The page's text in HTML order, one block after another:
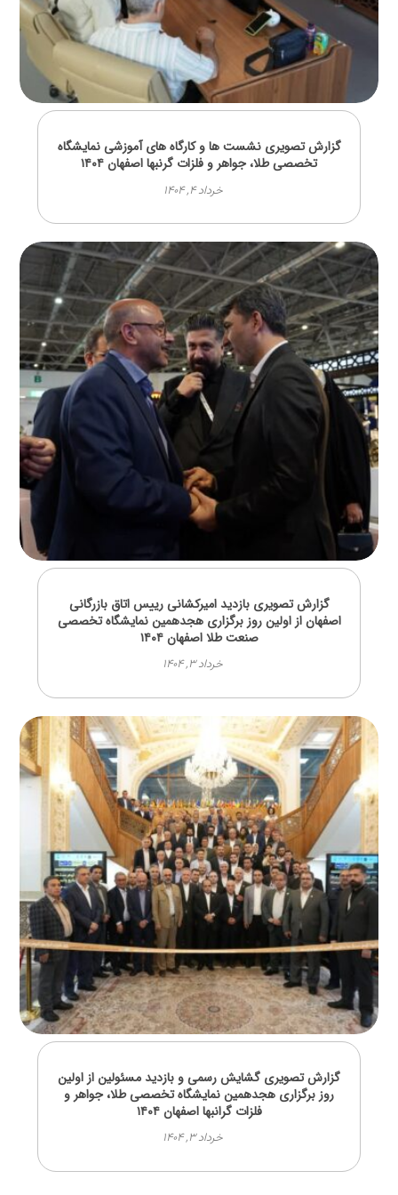
گزارش تصویری نشست ها و کارگاه های آموزشی نمایشگاه
تخصصی طلا، جواهر و فلزات گرنبها اصفهان ۱۴۰۴
خرداد ۴, ۱۴۰۴
گزارش تصویری بازدید امیرکشانی رییس اتاق بازرگانی
اصفهان از اولین روز برگزاری هجدهمین نمایشگاه تخصصی
صنعت طلا اصفهان ۱۴۰۴
خرداد ۳, ۱۴۰۴
گزارش تصویری گشایش رسمی و بازدید مسئولین از اولین
روز برگزاری هجدهمین نمایشگاه تخصصی طلا، جواهر و
فلزات گرانبها اصفهان ۱۴۰۴
خرداد ۳, ۱۴۰۴